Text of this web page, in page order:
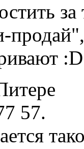
57.